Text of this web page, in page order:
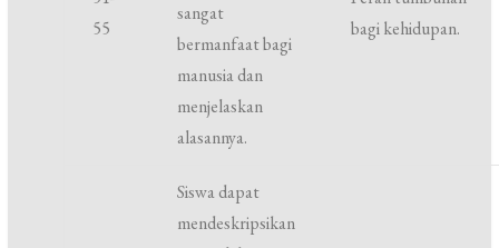
55
sangat
bermanfaat bagi
manusia dan
menjelaskan
alasannya.
bagi kehidupan.
Siswa dapat
mendeskripsikan